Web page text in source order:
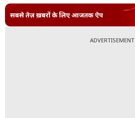
सबसे तेज़ ख़बरों के लिए आजतक ऐप
ADVERTISEMENT